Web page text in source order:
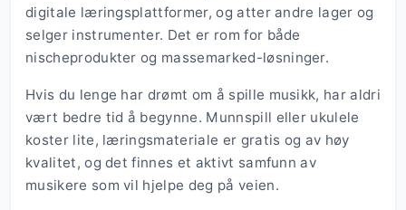
digitale læringsplattformer, og atter andre lager og
selger instrumenter. Det er rom for både
nischeprodukter og massemarked-løsninger.
Hvis du lenge har drømt om å spille musikk, har aldri
vært bedre tid å begynne. Munnspill eller ukulele
koster lite, læringsmateriale er gratis og av høy
kvalitet, og det finnes et aktivt samfunn av
musikere som vil hjelpe deg på veien.